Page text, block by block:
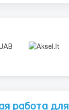
работа для